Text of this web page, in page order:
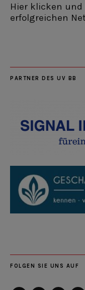
Hier klicken
erfolgreichen
PARTNER DES UV BB
FOLGEN SIE UNS AUF